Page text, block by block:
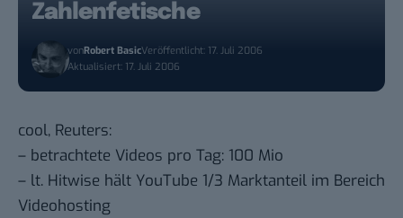
Zahlenfetische
vonRobert BasicVeröffentlicht: 17. Juli 2006
Aktualisiert: 17. Juli 2006
cool, Reuters:
– betrachtete Videos pro Tag: 100 Mio
– lt. Hitwise hält YouTube 1/3 Marktanteil im Bereich
Videohosting